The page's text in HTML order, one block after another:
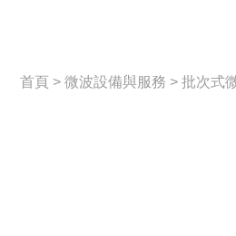
首頁 > 微波設備與服務 > 批次式